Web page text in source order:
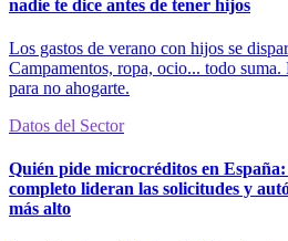
nadie te dice antes de tener hijos
Los gastos de verano con hijos se
Campamentos, ropa, ocio... todo suma.
para no ahogarte.
Datos del Sector
Quién pide microcréditos en
completo lideran las solicitudes y
más alto